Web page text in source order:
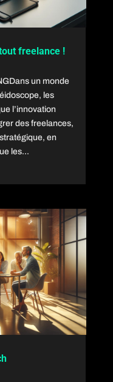
freelance !
un monde
les
l’innovation
des freelances,
en
les...